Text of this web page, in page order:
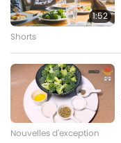
43:05
1:52
Shorts
Nouvelles d'exception